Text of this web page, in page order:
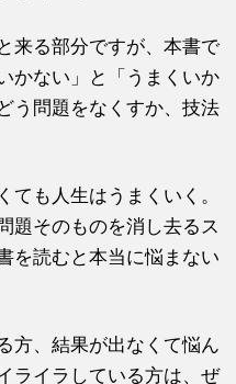
来る部分ですが、本書で
かない」と「うまくいか
う問題をなくすか、技法
ても人生はうまくいく。
題そのものを消し去るス
を読むと本当に悩まない
方、結果が出なくて悩ん
ライラしている方は、ぜ